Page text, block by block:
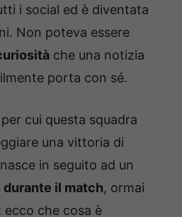
i social ed è diventata
Non poteva essere
che una notizia
porta con sé.
cui questa squadra
una vittoria di
in seguito ad un
il match, ormai
ecco che cosa è